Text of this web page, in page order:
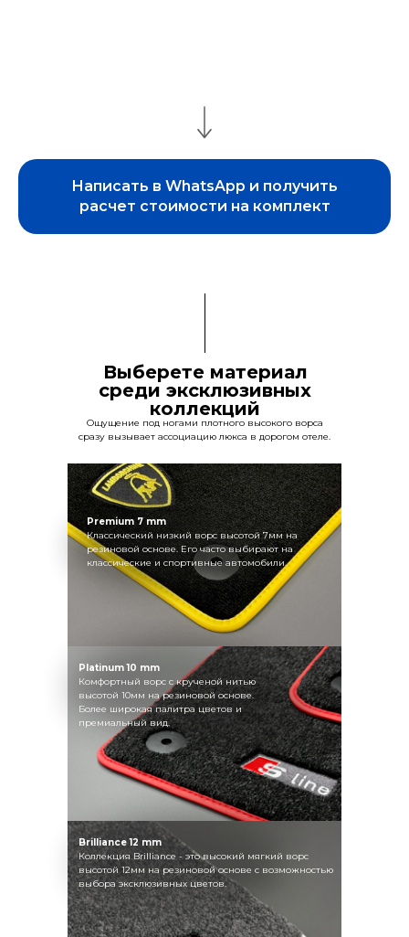
Написать в WhatsApp и получить
расчет стоимости на комплект
Выберете материал
среди эксклюзивных
коллекций
Premium 7 mm
Классический низкий ворс высотой 7мм на
резиновой основе. Его часто выбирают на
классические и спортивные автомобили.
Platinum 10 mm
Комфортный ворс с крученой нитью
высотой 10мм на резиновой основе.
Более широкая палитра цветов и
премиальный вид.
Brilliance 12 mm
Коллекция Brilliance - это высокий мягкий ворс
высотой 12мм на резиновой основе с возможностью
выбора эксклюзивных цветов.
Ощущение под ногами плотного высокого ворса
сразу вызывает ассоциацию люкса в дорогом отеле.